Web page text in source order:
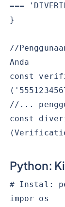
===
}
//
Anda
const
//...
const
Python:
# Instal:
impor os